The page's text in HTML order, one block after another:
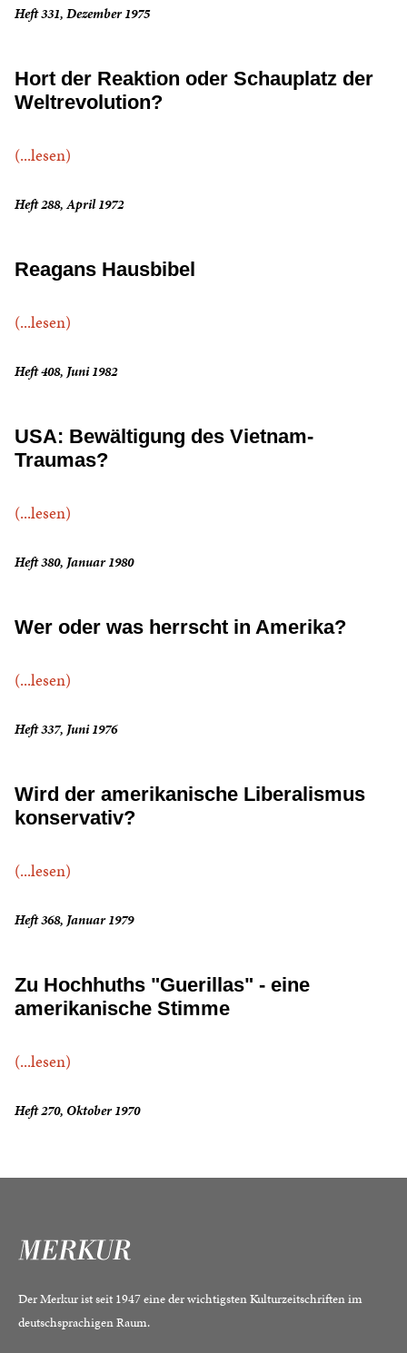
Heft 331, Dezember 1975
Hort der Reaktion oder Schauplatz der
Weltrevolution?
(...lesen)
Heft 288, April 1972
Reagans Hausbibel
(...lesen)
Heft 408, Juni 1982
USA: Bewältigung des Vietnam-
Traumas?
(...lesen)
Heft 380, Januar 1980
Wer oder was herrscht in Amerika?
(...lesen)
Heft 337, Juni 1976
Wird der amerikanische Liberalismus
konservativ?
(...lesen)
Heft 368, Januar 1979
Zu Hochhuths "Guerillas" - eine
amerikanische Stimme
(...lesen)
Heft 270, Oktober 1970
Der Merkur ist seit 1947 eine der wichtigsten Kulturzeitschriften im
deutschsprachigen Raum.